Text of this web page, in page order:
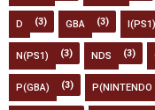
D (3) GBA (3) I(PS1)
N(PS1) (3) NDS (3)
P(GBA) (3) P(NINTENDO